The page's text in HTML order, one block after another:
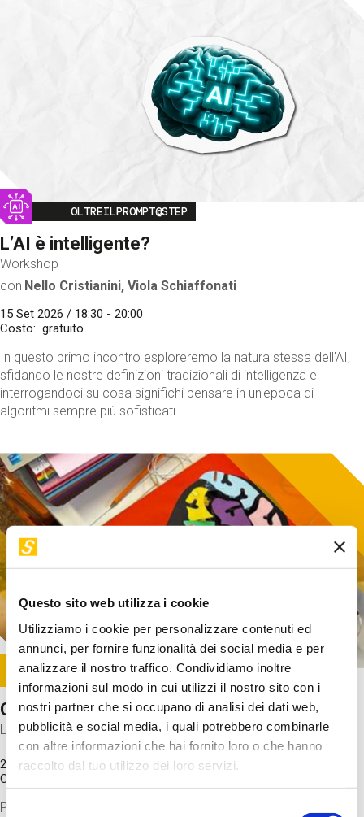
Questo sito web utilizza i cookie
Utilizziamo i cookie per personalizzare contenuti ed
annunci, per fornire funzionalità dei social media e per
analizzare il nostro traffico. Condividiamo inoltre
informazioni sul modo in cui utilizzi il nostro sito con i
nostri partner che si occupano di analisi dei dati web,
pubblicità e social media, i quali potrebbero combinarle
con altre informazioni che hai fornito loro o che hanno
raccolto dal tuo utilizzo dei loro servizi.
Selezione
Image
OLTREILPROMPT@STEP
L’AI è intelligente?
Workshop
con Nello Cristianini, Viola Schiaffonati
15 Set 2026 / 18:30 - 20:00
Costo
gratuito
In questo primo incontro esploreremo la natura stessa dell'AI,
sfidando le nostre definizioni tradizionali di intelligenza e
interrogandoci su cosa significhi pensare in un'epoca di
algoritmi sempre più sofisticati.
Image
SUNDAY@STEP
Come funziona il cervello?
Laboratorio
20 Set 2026 / 11:15 - 13:00
Costo
Proveremo a costruire un cervello in cartoncino cercando di